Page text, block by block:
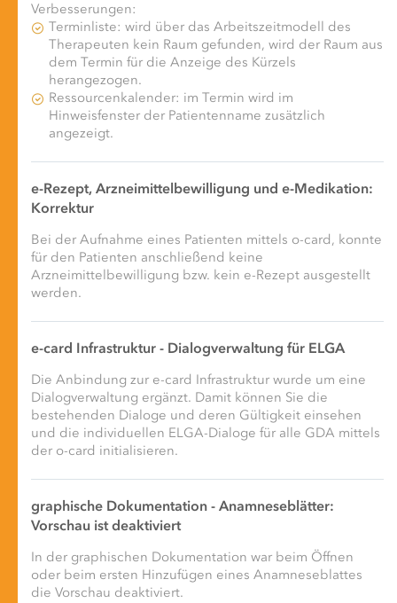
Verbesserungen:
Terminliste: wird über das Arbeitszeitmodell des
Therapeuten kein Raum gefunden, wird der Raum aus
dem Termin für die Anzeige des Kürzels
herangezogen.
Ressourcenkalender: im Termin wird im
Hinweisfenster der Patientenname zusätzlich
angezeigt.
e-Rezept, Arzneimittelbewilligung und e-Medikation:
Korrektur
Bei der Aufnahme eines Patienten mittels o-card, konnte
für den Patienten anschließend keine
Arzneimittelbewilligung bzw. kein e-Rezept ausgestellt
werden.
e-card Infrastruktur - Dialogverwaltung für ELGA
Die Anbindung zur e-card Infrastruktur wurde um eine
Dialogverwaltung ergänzt. Damit können Sie die
bestehenden Dialoge und deren Gültigkeit einsehen
und die individuellen ELGA-Dialoge für alle GDA mittels
der o-card initialisieren.
graphische Dokumentation - Anamneseblätter:
Vorschau ist deaktiviert
In der graphischen Dokumentation war beim Öffnen
oder beim ersten Hinzufügen eines Anamneseblattes
die Vorschau deaktiviert.